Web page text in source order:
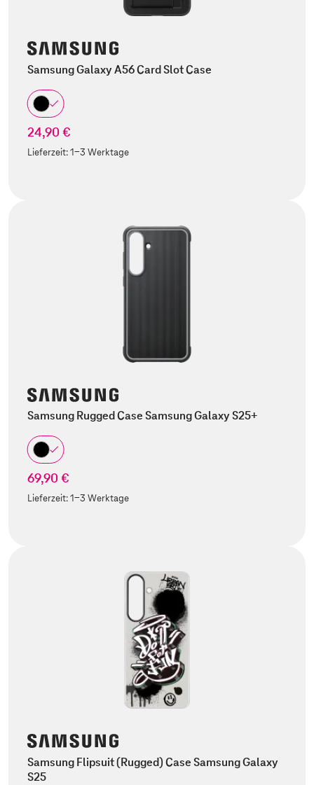
Samsung Galaxy A56 Card Slot Case
24,90 €
Lieferzeit:1-3 Werktage
Samsung Rugged Case Samsung Galaxy S25+
69,90 €
Lieferzeit:1-3 Werktage
Samsung Flipsuit (Rugged) Case Samsung Galaxy
S25